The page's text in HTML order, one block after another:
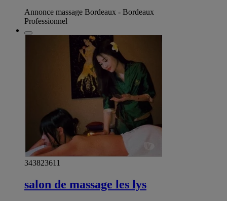
Annonce massage Bordeaux - Bordeaux
Professionnel
343823611
salon de massage les lys